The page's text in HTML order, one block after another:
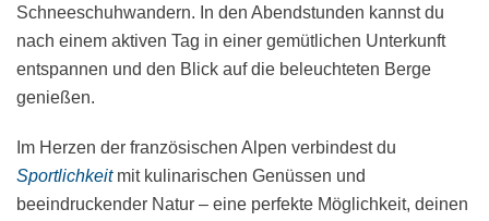
Schneeschuhwandern. In den Abendstunden kannst du
nach einem aktiven Tag in einer gemütlichen Unterkunft
entspannen und den Blick auf die beleuchteten Berge
genießen.
Im Herzen der französischen Alpen verbindest du
Sportlichkeitmit kulinarischen Genüssen und
beeindruckender Natur – eine perfekte Möglichkeit, deinen